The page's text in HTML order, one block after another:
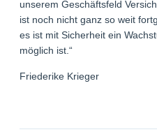
unserem Geschäftsfeld
ist noch nicht ganz so weit
es ist mit Sicherheit ein
möglich ist.“
Friederike Krieger